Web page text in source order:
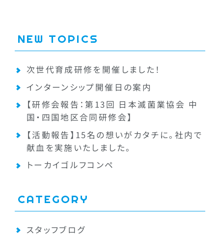
NEW TOPICS
次世代育成研修を開催しました！
インターンシップ開催日の案内
【研修会報告：第13回 日本滅菌業協会 中
国・四国地区合同研修会】
【活動報告】15名の想いがカタチに。社内で
献血を実施いたしました。
トーカイゴルフコンペ
CATEGORY
スタッフブログ